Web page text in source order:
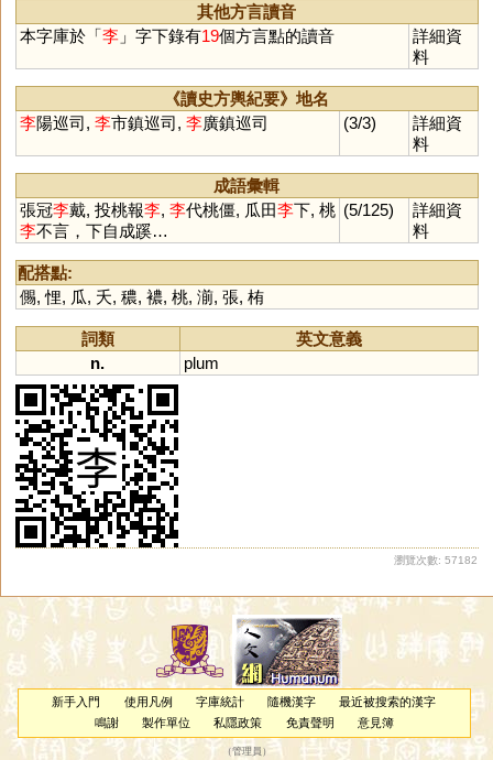
其他方言讀音
本字庫於「李」字下錄有19個方言點的讀音
詳細資
料
《讀史方輿紀要》地名
李陽巡司, 李市鎮巡司, 李廣鎮巡司 (3/3)
詳細資
料
成語彙輯
張冠李戴, 投桃報李, 李代桃僵, 瓜田李下, 桃
李不言，下自成蹊…
(5/125)
詳細資
料
配搭點:
儩,悝, 瓜, 夭, 穠, 襛, 桃, 湔, 張, 栯
詞類
英文意義
n.
plum
瀏覽次數: 57182
新手入門 使用凡例 字庫統計 隨機漢字
最近被搜索的漢字
鳴謝
製作單位 私隱政策 免責聲明 意見簿
（管理員 ）